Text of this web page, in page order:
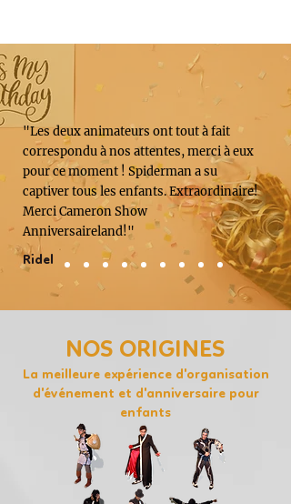
"Les deux animateurs ont tout à fait
correspondu à nos attentes, merci à eux
pour ce moment ! Spiderman a su
captiver tous les enfants. Extraordinaire!
Merci Cameron Show
Anniversaireland!"
Ridel
NOS ORIGINES
La meilleure expérience d'organisation
d'événement et d'anniversaire pour
enfants